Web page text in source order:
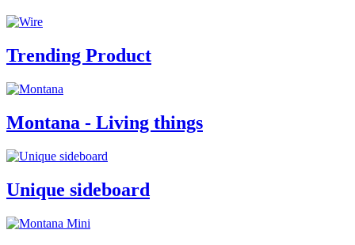
Trending Product
Montana - Living things
Unique sideboard